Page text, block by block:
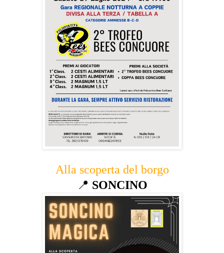
Alla scoperta del borgo
📍 SONCINO